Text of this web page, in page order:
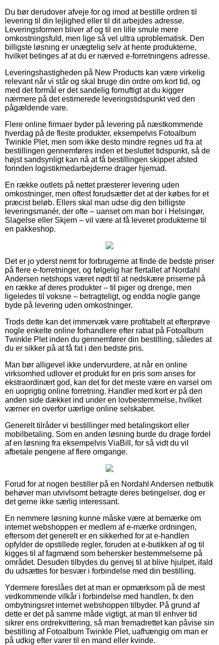
Du bør derudover afveje for og imod at bestille ordren til
levering til din lejlighed eller til dit arbejdes adresse.
Leveringsformen bliver af og til en lille smule mere
omkostningsfuld, men lige så vel ultra uproblematisk. Den
billigste løsning er unægtelig selv at hente produkterne,
hvilket betinges af at du er nærved e-forretningens adresse.
Leveringshastigheden på New Products kan være virkelig
relevant når vi står og skal bruge din ordre om kort tid, og
med det formål er det sandelig fornuftigt at du kigger
nærmere på det estimerede leveringstidspunkt ved den
pågældende vare.
Flere online firmaer byder på levering på næstkommende
hverdag på de fleste produkter, eksempelvis Fotoalbum
Twinkle Plet, men som ikke desto mindre regnes ud fra at
bestillingen gennemføres inden et besluttet tidspunkt, så de
højst sandsynligt kan nå at få bestillingen skippet afsted
forinden logistikmedarbejderne drager hjemad.
En række outlets på nettet præsterer levering uden
omkostninger, men oftest forudsætter det at der købes for et
præcist beløb. Ellers skal man udse dig den billigste
leveringsmanér, der ofte – uanset om man bor i Helsingør,
Slagelse eller Skjern – vil være at få leveret produkterne til
en pakkeshop.
Det er jo yderst nemt for forbrugerne at finde de bedste priser
på flere e-forretninger, og følgelig har flertallet af Nordahl
Andersen netshops været nødt til at nedskære priserne på
en række af deres produkter – til piger og drenge, men
ligeledes til voksne – betragteligt, og endda nogle gange
byde på levering uden omkostninger.
Trods dette kan det immervæk være profitabelt at efterprøve
nogle enkelte online forhandlere efter rabat på Fotoalbum
Twinkle Plet inden du gennemfører din bestilling, således at
du er sikker på at få fat i den bedste pris.
Man bør alligevel ikke undervurdere, at når en online
virksomhed udlover et produkt for en pris som anses for
ekstraordinært god, kan det for det meste være en varsel om
en uoprigtig online forretning. Handler med kort er på den
anden side dækket ind under en lovbestemmelse, hvilket
værner en overfor uærlige online selskaber.
Generelt tilråder vi bestillinger med betalingskort eller
mobilbetaling. Som en anden løsning burde du drage fordel
af en løsning fra eksempelvis ViaBill, for så vidt du vil
afbetale pengene af flere omgange.
Forud for at nogen bestiller på en Nordahl Andersen netbutik
behøver man utvivlsomt betragte deres betingelser, dog er
det gerne ikke særlig interessant.
En nemmere løsning kunne måske være at bemærke om
internet webshoppen er medlem af e-mærke ordningen,
eftersom det generelt er en sikkerhed for at e-handlen
opfylder de opstillede regler, foruden at e-butikken af og til
kigges til af fagmænd som behersker bestemmelserne på
området. Desuden tilbydes du genvej til at blive hjulpet, ifald
du udsættes for besvær i forbindelse med din bestilling.
Ydermere foreslåes det at man er opmærksom på de mest
vedkommende vilkår i forbindelse med handlen, fx den
ombytningsret internet webshoppen tilbyder. På grund af
dette er det på samme måde vigtigt, at man til enhver tid
sikrer ens ordrekvittering, så man fremadrettet kan påvise sin
bestilling af Fotoalbum Twinkle Plet, uafhængig om man er
på udkig efter varer til en mand eller kvinde.